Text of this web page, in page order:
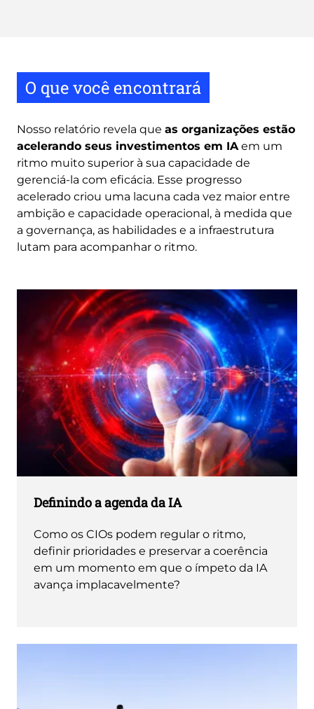
O que você encontrará
Nosso relatório revela que as organizações estão
acelerando seus investimentos em IAem um
ritmo muito superior à sua capacidade de
gerenciá-la com eficácia. Esse progresso
acelerado criou uma lacuna cada vez maior entre
ambição e capacidade operacional, à medida que
a governança, as habilidades e a infraestrutura
lutam para acompanhar o ritmo.
Definindo a agenda da IA
Como os CIOs podem regular o ritmo,
definir prioridades e preservar a coerência
em um momento em que o ímpeto da IA ​​
avança implacavelmente?